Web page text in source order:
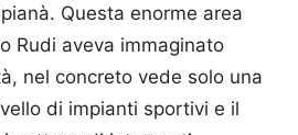
Questa enorme area
Rudi aveva immaginato
nel concreto vede solo una
di impianti sportivi e il